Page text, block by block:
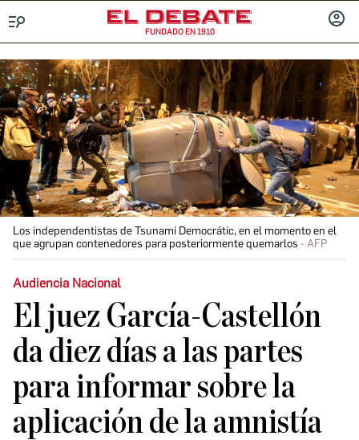
FUNDADO EN 1910
Los independentistas de Tsunami Democrátic, en el momento en el
que agrupan contenedores para posteriormente quemarlos
AFP
Audiencia Nacional
El juez García-Castellón
da diez días a las partes
para informar sobre la
aplicación de la amnistía